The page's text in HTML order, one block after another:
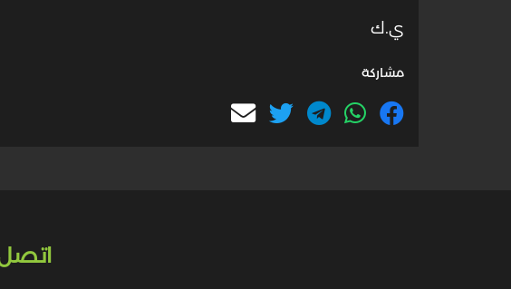
ي.ك
مشاركة
اتصل